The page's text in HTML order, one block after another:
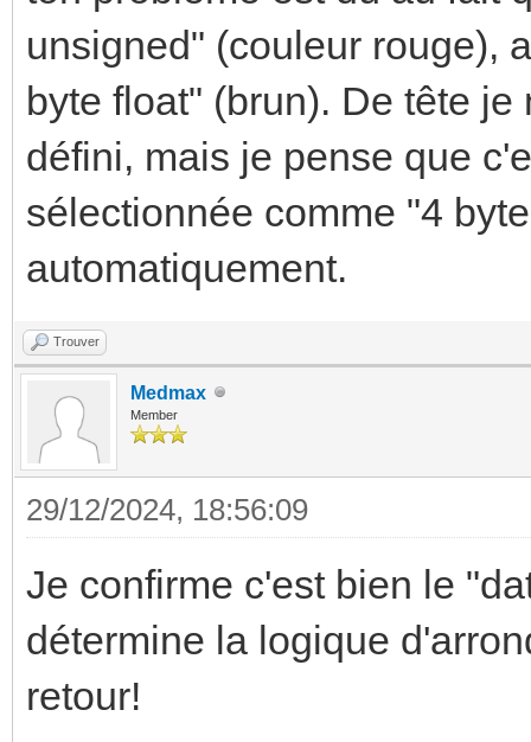
unsigned" (couleur rouge),
byte float" (brun). De tête
défini, mais je pense que
sélectionnée comme "4
automatiquement.
Trouver
Medmax
Member
29/12/2024, 18:56:09
Je confirme c'est bien le
détermine la logique
retour!